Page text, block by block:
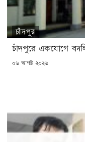
চাঁদপুর
চাঁদপুরে একযোগে
POSTED
০৬ আগষ্ট ২০২৬